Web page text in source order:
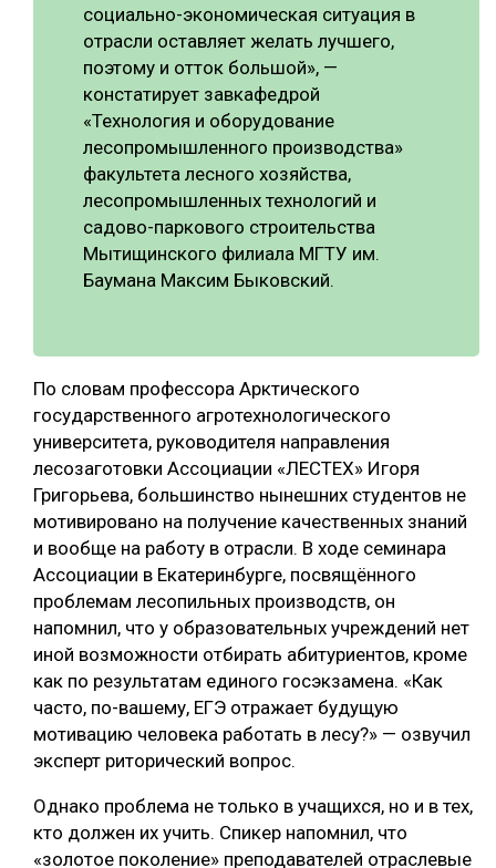
социально-экономическая ситуация в
отрасли оставляет желать лучшего,
поэтому и отток большой», —
констатирует завкафедрой
«Технология и оборудование
лесопромышленного производства»
факультета лесного хозяйства,
лесопромышленных технологий и
садово-паркового строительства
Мытищинского филиала МГТУ им.
Баумана Максим Быковский.
По словам профессора Арктического
государственного агротехнологического
университета, руководителя направления
лесозаготовки Ассоциации «ЛЕСТЕХ» Игоря
Григорьева, большинство нынешних студентов не
мотивировано на получение качественных знаний
и вообще на работу в отрасли. В ходе семинара
Ассоциации в Екатеринбурге, посвящённого
проблемам лесопильных производств, он
напомнил, что у образовательных учреждений нет
иной возможности отбирать абитуриентов, кроме
как по результатам единого госэкзамена. «Как
часто, по-вашему, ЕГЭ отражает будущую
мотивацию человека работать в лесу?» — озвучил
эксперт риторический вопрос.
Однако проблема не только в учащихся, но и в тех,
кто должен их учить. Спикер напомнил, что
«золотое поколение» преподавателей отраслевые